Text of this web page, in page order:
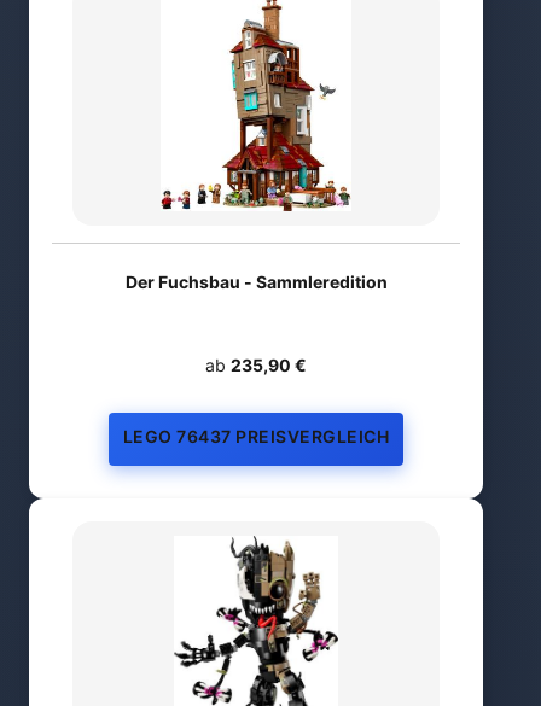
Der Fuchsbau - Sammleredition
ab 235,90 €
LEGO 76437 PREISVERGLEICH